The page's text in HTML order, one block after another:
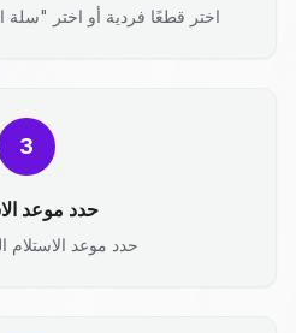
اختر قطعًا فردية أو اختر "سلة
3
حدد موعد
حدد موعد الاستلام